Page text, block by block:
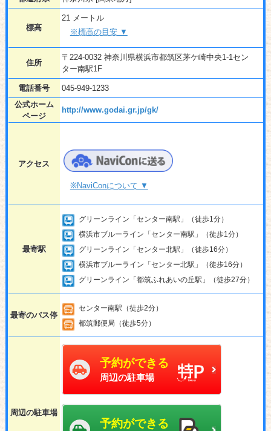
標高
21 メートル
※標高の目安 ▼
住所
〒224-0032 神奈川県横浜市都筑区茅ケ崎中央1-1セン
ター南駅1F
電話番号
045-949-1233
公式ホーム
ページ
http://www.godai.gr.jp/gk/
アクセス
※NaviConについて ▼
最寄駅
グリーンライン「センター南駅」（徒歩1分）
横浜市ブルーライン「センター南駅」（徒歩1分）
グリーンライン「センター北駅」（徒歩16分）
横浜市ブルーライン「センター北駅」（徒歩16分）
グリーンライン「都筑ふれあいの丘駅」（徒歩27分）
最寄のバス停
センター南駅（徒歩2分）
都筑郵便局（徒歩5分）
周辺の駐車場
予約ができる
周辺の駐車場
予約ができる